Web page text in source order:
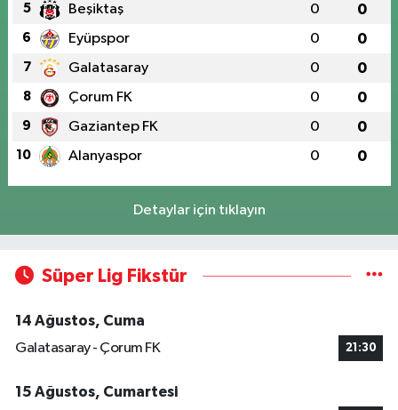
5 Beşiktaş 0 0
6 Eyüpspor 0 0
7 Galatasaray 0 0
8 Çorum FK 0 0
9 Gaziantep FK 0 0
10 Alanyaspor 0 0
Detaylar için tıklayın
Süper Lig Fikstür
14 Ağustos, Cuma
Galatasaray - Çorum FK
21:30
15 Ağustos, Cumartesi